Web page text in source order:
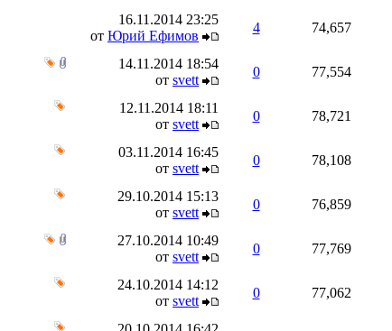
16.11.2014 23:25
от Юрий Ефимов
4 74,657
14.11.2014 18:54
от svett
0 77,554
12.11.2014 18:11
от svett
0 78,721
03.11.2014 16:45
от svett
0 78,108
29.10.2014 15:13
от svett
0 76,859
27.10.2014 10:49
от svett
0 77,769
24.10.2014 14:12
от svett
0 77,062